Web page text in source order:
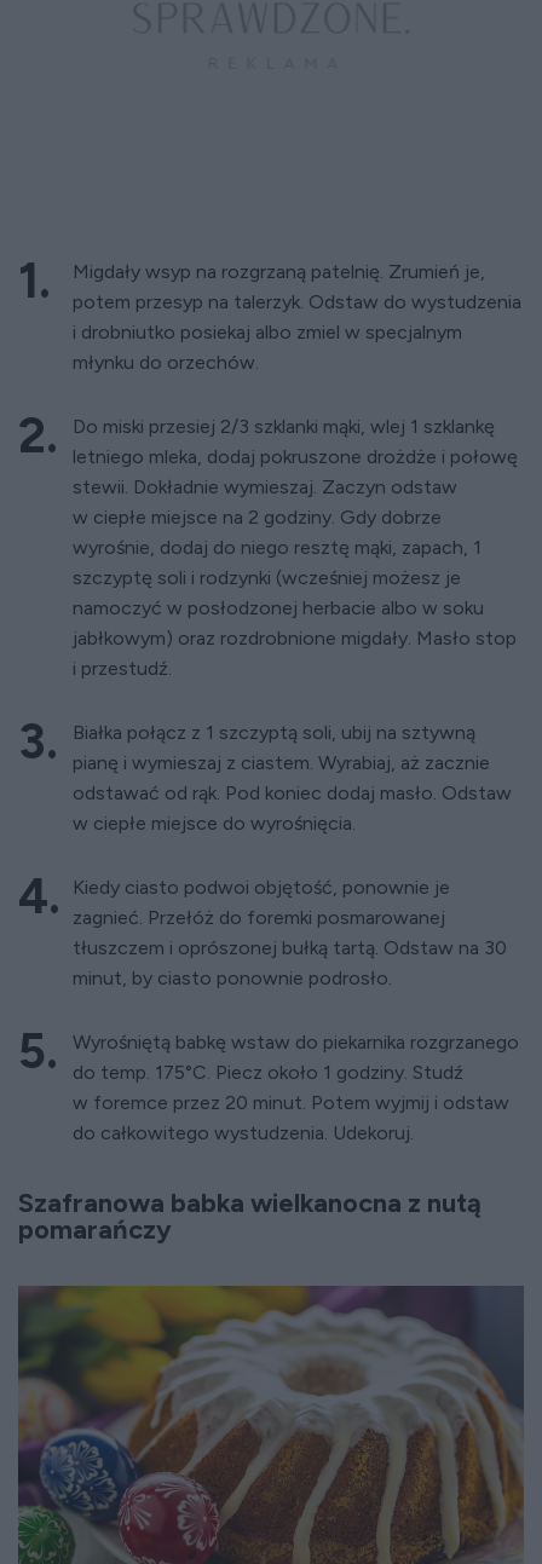
Migdały wsyp na rozgrzaną patelnię. Zrumień je,
potem przesyp na talerzyk. Odstaw do wystudzenia
i drobniutko posiekaj albo zmiel w specjalnym
młynku do orzechów.
Do miski przesiej 2/3 szklanki mąki, wlej 1 szklankę
letniego mleka, dodaj pokruszone drożdże i połowę
stewii. Dokładnie wymieszaj. Zaczyn odstaw
w ciepłe miejsce na 2 godziny. Gdy dobrze
wyrośnie, dodaj do niego resztę mąki, zapach, 1
szczyptę soli i rodzynki (wcześniej możesz je
namoczyć w posłodzonej herbacie albo w soku
jabłkowym) oraz rozdrobnione migdały. Masło stop
i przestudź.
Białka połącz z 1 szczyptą soli, ubij na sztywną
pianę i wymieszaj z ciastem. Wyrabiaj, aż zacznie
odstawać od rąk. Pod koniec dodaj masło. Odstaw
w ciepłe miejsce do wyrośnięcia.
Kiedy ciasto podwoi objętość, ponownie je
zagnieć. Przełóż do foremki posmarowanej
tłuszczem i oprószonej bułką tartą. Odstaw na 30
minut, by ciasto ponownie podrosło.
Wyrośniętą babkę wstaw do piekarnika rozgrzanego
do temp. 175°C. Piecz około 1 godziny. Studź
w foremce przez 20 minut. Potem wyjmij i odstaw
do całkowitego wystudzenia. Udekoruj.
Szafranowa babka wielkanocna z nutą
pomarańczy